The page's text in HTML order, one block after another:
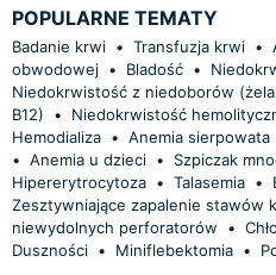
POPULARNE TEMATY
Badanie krwi • Transfuzja krwi •
obwodowej • Bladość •
Niedokrwistość z niedoborów
B12)
• Niedokrwistość
Hemodializa • Anemia sierpowata
• Anemia u dzieci • Szpiczak
Hipererytrocytoza • Talasemia •
Zesztywniające zapalenie stawów
niewydolnych perforatorów
•
Duszności • Miniflebektomia •